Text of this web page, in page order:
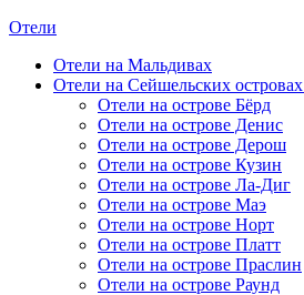
Отели
Отели на Мальдивах
Отели на Сейшельских островах
Отели на острове Бёрд
Отели на острове Денис
Отели на острове Дерош
Отели на острове Кузин
Отели на острове Ла-Диг
Отели на острове Маэ
Отели на острове Норт
Отели на острове Платт
Отели на острове Праслин
Отели на острове Раунд